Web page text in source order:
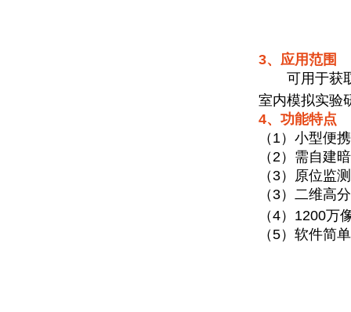
3、应用范围
可用于获取
室内模拟实验
4、功能特点
（ 1 ）小型便
（ 2 ）需自建
（3）原位监
（3）二维高
（4） 1200万
（5）软件简